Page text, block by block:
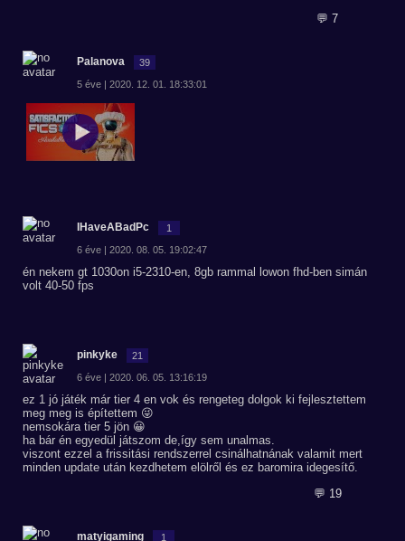
💬 7
Palanova 39
5 éve | 2020. 12. 01. 18:33:01
IHaveABadPc 1
6 éve | 2020. 08. 05. 19:02:47
én nekem gt 1030on i5-2310-en, 8gb rammal lowon fhd-ben simán
volt 40-50 fps
pinkyke 21
6 éve | 2020. 06. 05. 13:16:19
ez 1 jó játék már tier 4 en vok és rengeteg dolgok ki fejlesztettem
meg meg is építettem 😜
nemsokára tier 5 jön 😀
ha bár én egyedül játszom de,így sem unalmas.
viszont ezzel a frissitási rendszerrel csinálhatnának valamit mert
minden update után kezdhetem elölről és ez baromira idegesítő.
💬 19
matyigaming 1